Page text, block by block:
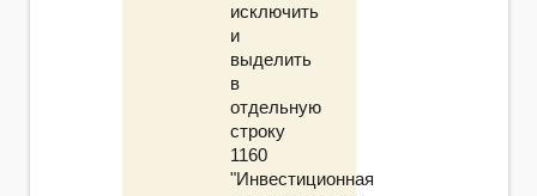
исключить
и
выделить
в
отдельную
строку
1160
"Инвестиционная